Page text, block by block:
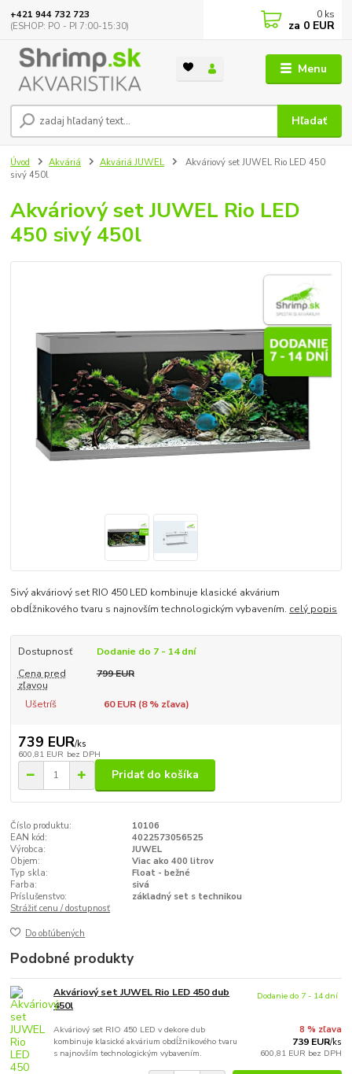
Menu
Hľadať
+421 944 732 723
(ESHOP: PO - PI 7:00-15:30)
0 ks
za 0 EUR
Úvod Akváriá Akváriá JUWEL
Akváriový set JUWEL Rio LED 450
sivý 450l
Akváriový set JUWEL Rio LED
450 sivý 450l
Sivý akváriový set RIO 450 LED kombinuje klasické akvárium
obdĺžnikového tvaru s najnovším technologickým vybavením. celý popis
Dostupnosť
Dodanie do 7 - 14 dní
Cena pred
zľavou
799 EUR
Ušetríš 60 EUR (8% zľava)
739 EUR/ks
600,81 EUR bez DPH
Pridať do košíka
Číslo produktu:
10106
EAN kód:
4022573056525
Výrobca:
JUWEL
Objem:
Viac ako 400 litrov
Typ skla:
Float - bežné
Farba:
sivá
Príslušenstvo:
základný set s technikou
Strážiť cenu / dostupnosť
Do obľúbených
Podobné produkty
Akváriový set JUWEL Rio LED 450 dub
450l
Akváriový set RIO 450 LED v dekore dub
kombinuje klasické akvárium obdĺžnikového tvaru
s najnovším technologickým vybavením.
8 % zľava
739 EUR/ks
600,81 EUR bez DPH
Dodanie do 7 - 14 dní